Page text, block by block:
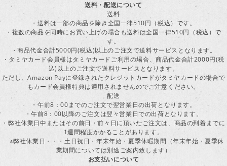
送料・配送について
送料
・送料は一部の商品を除き全国一律510円（税込）です。
・複数の商品を同時にお買い上げの場合も送料は全国一律510円（税込）で
す。
・商品代金合計5000円(税込)以上のご注文で送料サービスとなります。
・タミヤカード会員様はタミヤカードご利用の場合、商品代金合計2000円(税
込)以上のご注文で送料サービスとなります。
ただし、Amazon Payに登録されたクレジットカードがタミヤカードの場合で
もカード会員様特典は適用されませんのでご注意ください。
配送
・午前8：00までのご注文で翌営業日の出荷となります。
・午前8：00以降のご注文は翌々営業日での出荷となります。
・弊社休業日中またはその前日・前々日に頂いたご注文は、商品の到着までに
1週間程度かかることがあります。
※弊社休業日・・・土日祝日・年末年始・夏季休暇期間（年末年始・夏季休
業期間については別途ご案内致します）
お支払いについて